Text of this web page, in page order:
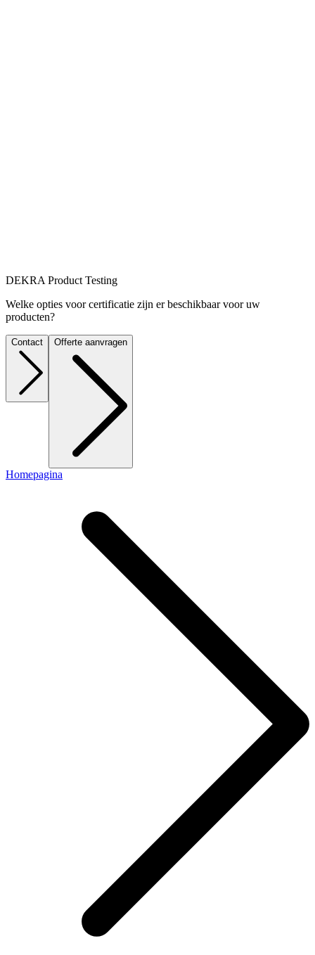
DEKRA Product Testing
Welke opties voor certificatie zijn er beschikbaar voor uw
producten?
Contact Offerte aanvragen
Homepagina